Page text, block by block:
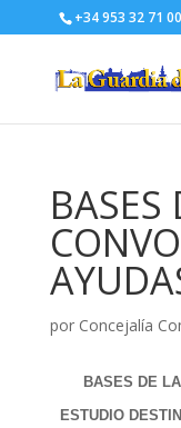
+34 953 32 71 00
BASES
por Concejalía
BASES DE
ESTUDIO